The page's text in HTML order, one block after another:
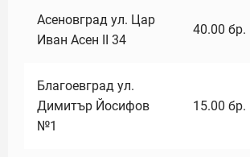
Асеновград ул. Цар
Иван Асен II 34
40.00 бр.
Благоевград ул.
Димитър Йосифов
№1
15.00 бр.